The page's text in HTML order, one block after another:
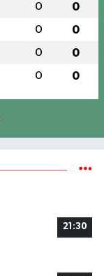
0 0
0 0
0 0
0 0
21:30